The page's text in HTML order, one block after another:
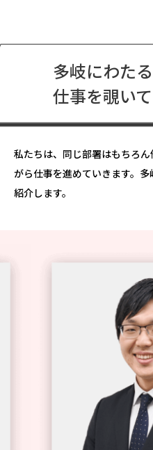
多岐にわた
仕事を覗い
私たちは、同じ部署はもちろ
がら仕事を進めていきます。
紹介します。